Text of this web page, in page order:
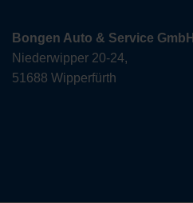
Bongen Auto & Service GmbH
Niederwipper 20-24,
51688 Wipperfürth